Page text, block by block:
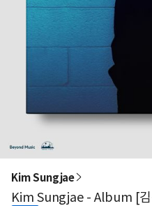
Kim Sungjae
Kim Sungjae - Album [